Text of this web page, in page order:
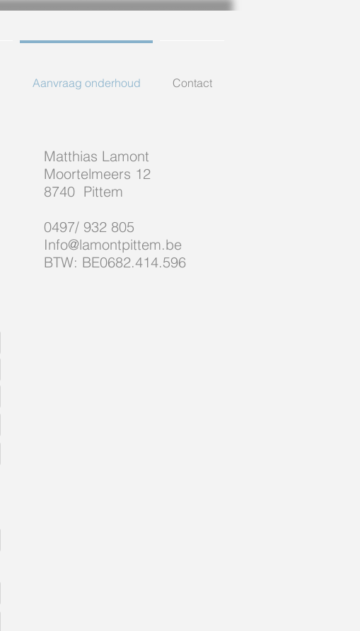
Aanvraag onderhoud Contact
Matthias Lamont
Moortelmeers 12
8740 Pittem
0497/ 932 805
Info@lamontpittem.be
BTW: BE0682.414.596